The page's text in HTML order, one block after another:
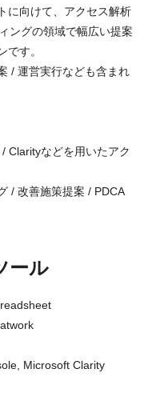
に向けて、アクセス解析
ングの領域で幅広い提案
です。
/ 運営実行なども含まれ
Clarityなどを用いたアク
/ 改善施策提案 / PDCA
ール
Microsoft Clarity